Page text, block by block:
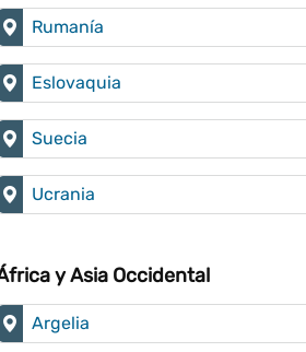
Rumanía
Eslovaquia
Suecia
Ucrania
y Asia Occidental
Argelia